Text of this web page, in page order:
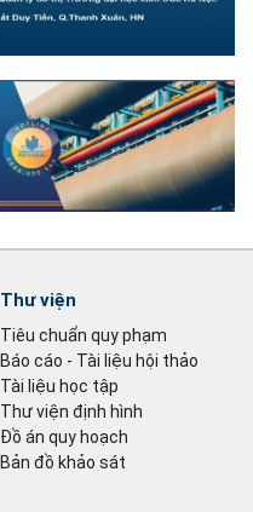
Thư viện
Tiêu chuẩn quy phạm
Báo cáo - Tài liệu hội thảo
Tài liệu học tập
Thư viện định hình
Đồ án quy hoạch
Bản đồ khảo sát